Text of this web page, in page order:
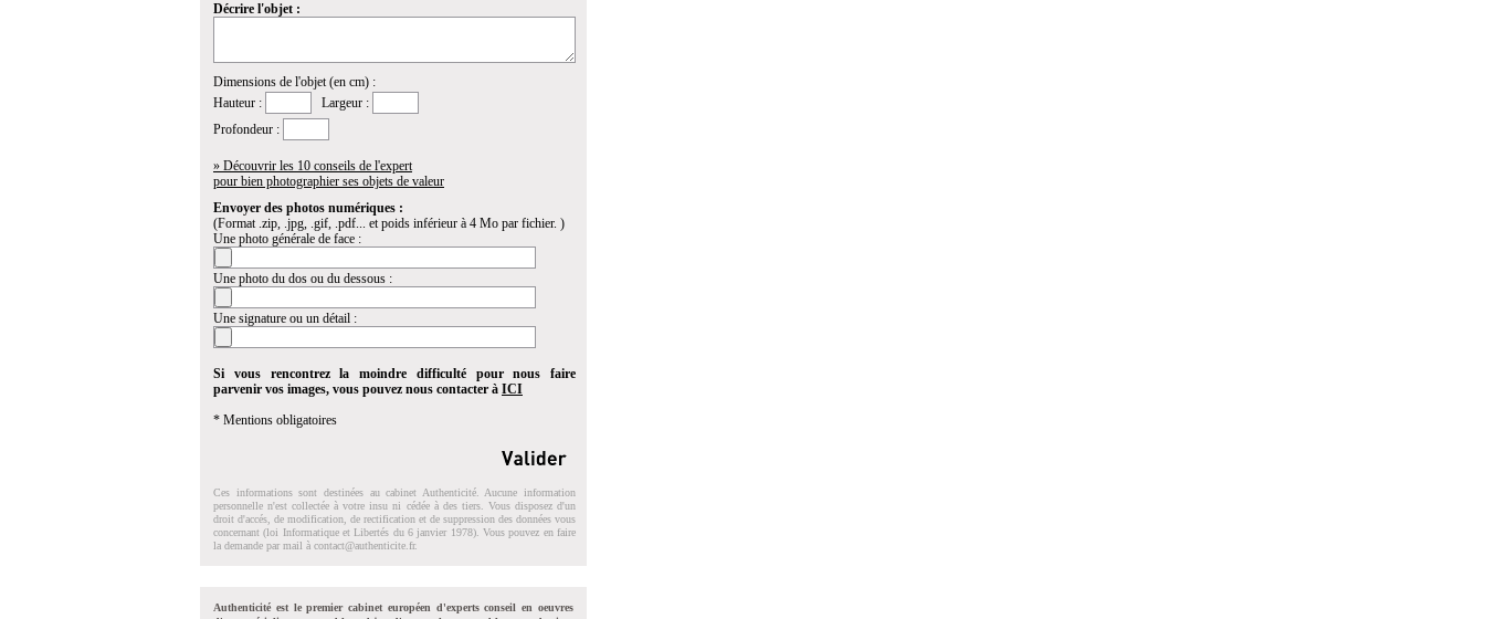
Décrire l'objet :
Dimensions de l'objet (en cm) :
Hauteur :
Largeur :
Profondeur :
» Découvrir les 10 conseils de l'expert
pour bien photographier ses objets de valeur
Envoyer des photos numériques :
(Format .zip, .jpg, .gif, .pdf... et poids inférieur à 4 Mo par fichier. )
Une photo générale de face :
Une photo du dos ou du dessous :
Une signature ou un détail :
Si vous rencontrez la moindre difficulté pour nous faire
parvenir vos images, vous pouvez nous contacter à ICI
* Mentions obligatoires
Ces informations sont destinées au cabinet Authenticité. Aucune information
personnelle n'est collectée à votre insu ni cédée à des tiers. Vous disposez d'un
droit d'accés, de modification, de rectification et de suppression des données vous
concernant (loi Informatique et Libertés du 6 janvier 1978). Vous pouvez en faire
la demande par mail à contact@authenticite.fr.
Authenticité est le premier cabinet européen d'experts conseil en oeuvres